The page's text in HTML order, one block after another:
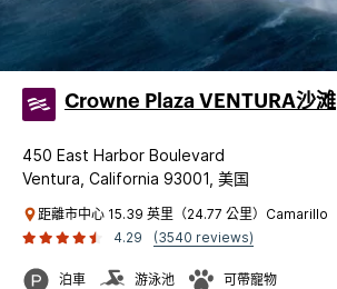
Crowne Plaza VENTURA沙滩
450 East Harbor Boulevard
Ventura, California 93001, 美国
距離市中心 15.39 英里（24.77 公里）Camarillo
4.29
(3540 reviews)
泊車 游泳池 可帶寵物